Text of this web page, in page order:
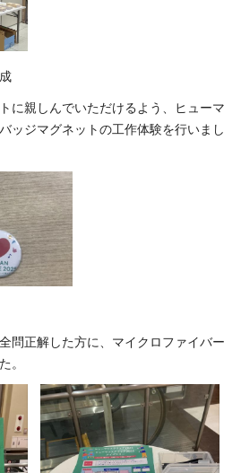
成
に親しんでいただけるよう、ヒューマ
ッジマグネットの工作体験を行いまし
問正解した方に、マイクロファイバー
。